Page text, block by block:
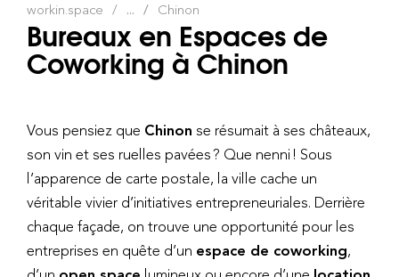
workin.space ... Chinon
Bureaux en Espaces de
Coworking à Chinon
Vous pensiez que Chinon se résumait à ses châteaux,
son vin et ses ruelles pavées ? Que nenni ! Sous
l’apparence de carte postale, la ville cache un
véritable vivier d’initiatives entrepreneuriales. Derrière
chaque façade, on trouve une opportunité pour les
entreprises en quête d’un espace de coworking,